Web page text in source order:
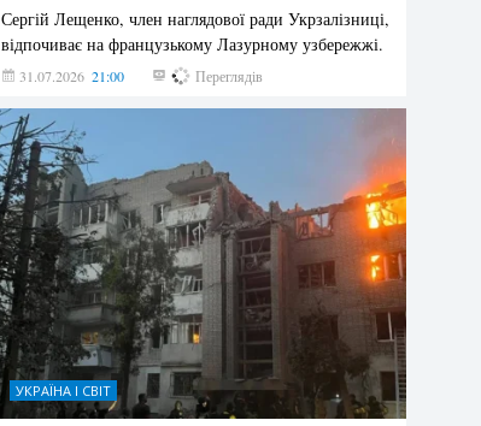
Сергій Лещенко, член наглядової ради Укрзалізниці,
відпочиває на французькому Лазурному узбережжі.
31.07.2026 21:00 194 Переглядів
УКРАЇНА І СВІТ